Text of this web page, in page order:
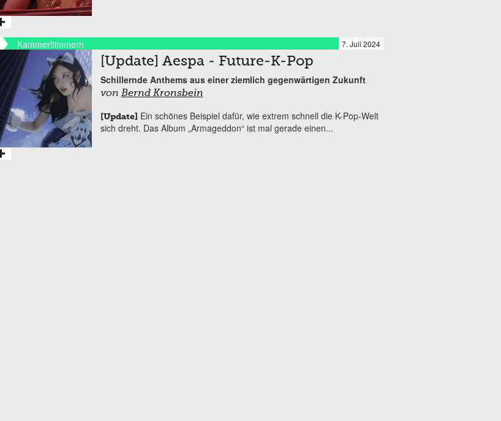
Kammerflimmern 7. Juli 2024
[Update] Aespa - Future-K-Pop
Schillernde Anthems aus einer ziemlich gegenwärtigen Zukunft
von Bernd Kronsbein
[Update] Ein schönes Beispiel dafür, wie extrem schnell die K-Pop-Welt
sich dreht. Das Album „Armageddon“ ist mal gerade einen...